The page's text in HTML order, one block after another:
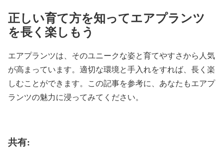
正しい育て方を知ってエアプランツ
を長く楽しもう
エアプランツは、そのユニークな姿と育てやすさから人気
が高まっています。適切な環境と手入れをすれば、長く楽
しむことができます。この記事を参考に、あなたもエアプ
ランツの魅力に浸ってみてください。
共有: